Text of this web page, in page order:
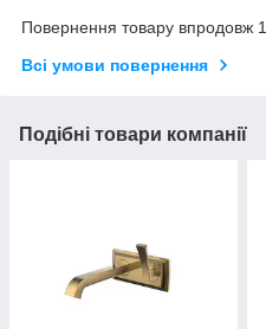
Повернення товару впродовж
Всі умови повернення
Подібні товари компанії